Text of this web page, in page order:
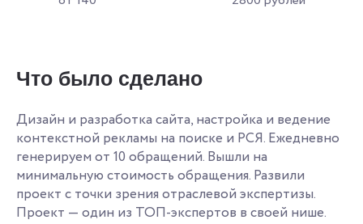
Что было сделано
Дизайн и разработка сайта, настройка и ведение
контекстной рекламы на поиске и РСЯ. Ежедневно
генерируем от 10 обращений. Вышли на
минимальную стоимость обращения. Развили
проект с точки зрения отраслевой экспертизы.
Проект — один из ТОП-экспертов в своей нише.